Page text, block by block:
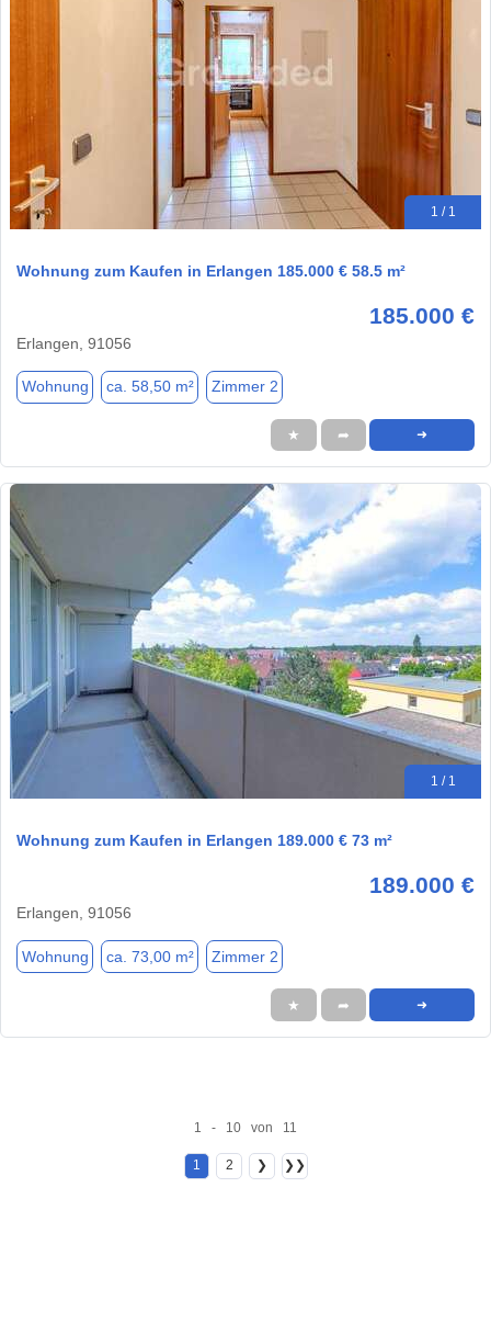
1 / 1
Wohnung zum Kaufen in Erlangen 185.000 € 58.5 m²
185.000 €
Erlangen, 91056
Wohnung ca. 58,50 m² Zimmer 2
★ ➦ ➜
1 / 1
Wohnung zum Kaufen in Erlangen 189.000 € 73 m²
189.000 €
Erlangen, 91056
Wohnung ca. 73,00 m² Zimmer 2
★ ➦ ➜
1 - 10 von 11
1 2 ❯ ❯❯